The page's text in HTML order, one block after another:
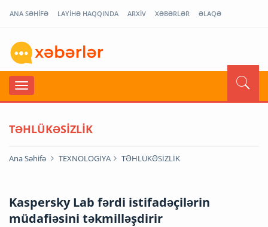
ANA SƏHİFƏ LAYİHƏ HAQQINDA ARXİV XƏBƏRLƏR ƏLAQƏ
TƏHLÜKƏSİZLİK
Ana Səhifə TEXNOLOGİYA TƏHLÜKƏSİZLİK
Kaspersky Lab fərdi istifadəçilərin
müdafiəsini təkmilləşdirir